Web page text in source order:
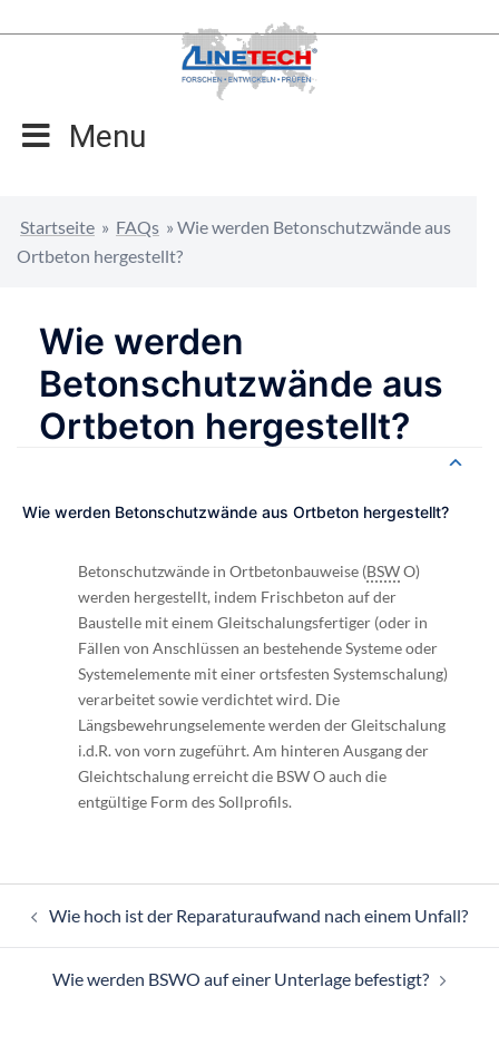
Inhalt
Menu
Startseite » FAQs » Wie werden Betonschutzwände aus
Ortbeton hergestellt?
Wie werden
Betonschutzwände aus
Ortbeton hergestellt?
Wie werden Betonschutzwände aus Ortbeton hergestellt?
Betonschutzwände in Ortbetonbauweise (BSWO)
werden hergestellt, indem Frischbeton auf der
Baustelle mit einem Gleitschalungsfertiger (oder in
Fällen von Anschlüssen an bestehende Systeme oder
Systemelemente mit einer ortsfesten Systemschalung)
verarbeitet sowie verdichtet wird. Die
Längsbewehrungselemente werden der Gleitschalung
i.d.R. von vorn zugeführt. Am hinteren Ausgang der
Gleichtschalung erreicht die BSW O auch die
entgültige Form des Sollprofils.
Wie hoch ist der Reparaturaufwand nach einem Unfall?
Wie werden BSWO auf einer Unterlage befestigt?